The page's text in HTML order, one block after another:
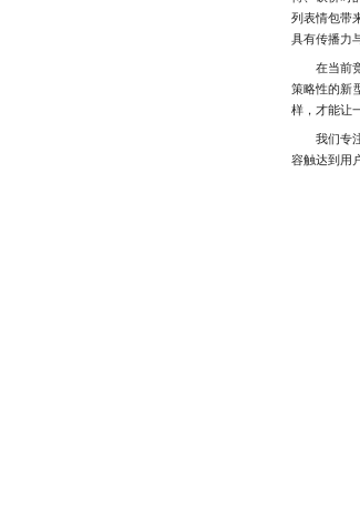
列表情包带
具有传播力
在当前竞
策略性的新
样，才能让
我们专注
容触达到用